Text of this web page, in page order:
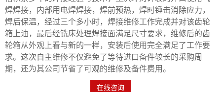
焊焊接，内部用电焊焊接，焊前预热，焊时锤击消除应力，
焊后保温，经过三个多小时，焊接维修工作完成并对该齿轮
箱上油，最后经铣床处理焊接面满足尺寸要求，维修后的齿
轮箱从外观上看与新的一样，安装后使用完全满足了工作要
求。这次自主维修不仅避免了等待进口备件较长的采购周
期，还为其公司节省了可观的维修及备件费用。
在线咨询